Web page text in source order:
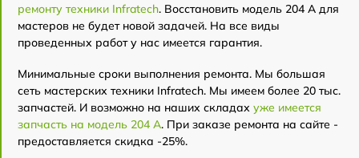
ремонту техники Infratech. Восстановить модель 204 А для
мастеров не будет новой задачей. На все виды
проведенных работ у нас имеется гарантия.
Минимальные сроки выполнения ремонта. Мы большая
сеть мастерских техники Infratech. Мы имеем более 20 тыс.
запчастей. И возможно на наших складах уже имеется
запчасть на модель 204 А. При заказе ремонта на сайте -
предоставляется скидка -25%.